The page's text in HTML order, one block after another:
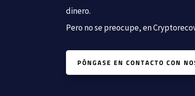
dinero.
Pero no se preocupe, en
PÓNGASE EN CONTACTO CON